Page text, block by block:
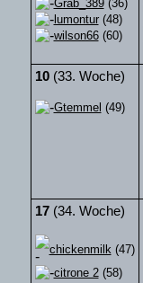
Grab_389(36)
lumontur(48)
wilson66(60)
10(33. Woche)
Gtemmel (49)
17(34. Woche)
chickenmilk(47)
citrone 2(58)